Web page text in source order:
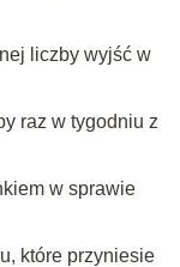
liczby wyjść w
raz w tygodniu z
w sprawie
które przyniesie